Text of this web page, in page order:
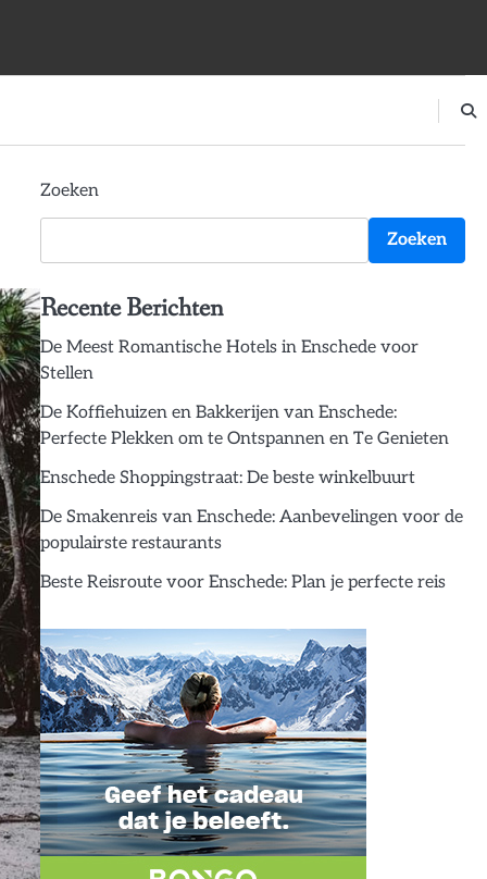
Zoeken
Zoeken
Recente Berichten
De Meest Romantische Hotels in Enschede voor
Stellen
De Koffiehuizen en Bakkerijen van Enschede:
Perfecte Plekken om te Ontspannen en Te Genieten
Enschede Shoppingstraat: De beste winkelbuurt
De Smakenreis van Enschede: Aanbevelingen voor de
populairste restaurants
Beste Reisroute voor Enschede: Plan je perfecte reis